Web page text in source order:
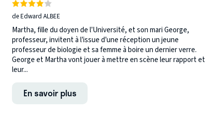
de Edward ALBEE
Martha, fille du doyen de l’Université, et son mari George,
professeur, invitent à l’issue d’une réception un jeune
professeur de biologie et sa femme à boire un dernier verre.
George et Martha vont jouer à mettre en scène leur rapport et
leur...
En savoir plus